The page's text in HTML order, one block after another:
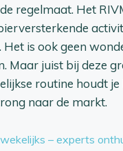
regelmaat. Het
is ook geen
Maar juist bij deze
routine houdt
naar de markt.
– experts